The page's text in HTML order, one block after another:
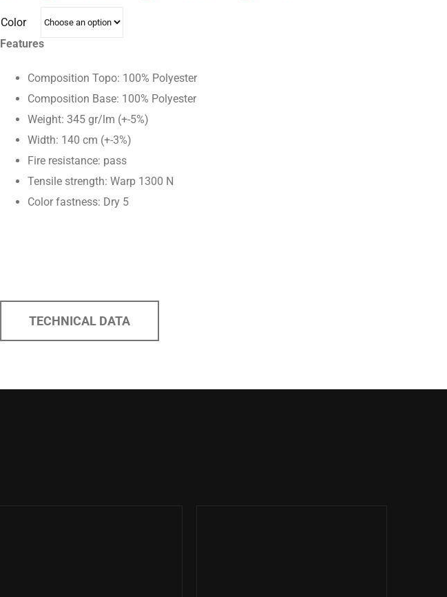
Color
Features
Composition Topo: 100% Polyester
Composition Base: 100% Polyester
Weight: 345 gr/lm (+-5%)
Width: 140 cm (+-3%)
Fire resistance: pass
Tensile strength: Warp 1300 N
Color fastness: Dry 5
TECHNICAL DATA